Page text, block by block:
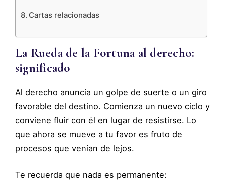
Cartas relacionadas
La Rueda de la Fortuna al derecho:
significado
Al derecho anuncia un golpe de suerte o un giro
favorable del destino. Comienza un nuevo ciclo y
conviene fluir con él en lugar de resistirse. Lo
que ahora se mueve a tu favor es fruto de
procesos que venían de lejos.
Te recuerda que nada es permanente: